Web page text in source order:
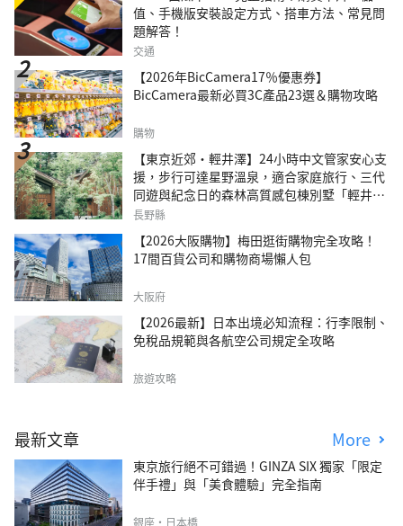
值、手機版安裝設定方式、搭車方法、常見問
題解答！
交通
【2026年BicCamera17％優惠券】
BicCamera最新必買3C產品23選＆購物攻略
購物
【東京近郊・輕井澤】24小時中文管家安心支
援，步行可達星野溫泉，適合家庭旅行、三代
同遊與紀念日的森林高質感包棟別墅「輕井澤
森四季VILLA」
長野縣
【2026大阪購物】梅田逛街購物完全攻略！
17間百貨公司和購物商場懶人包
大阪府
【2026最新】日本出境必知流程：行李限制、
免稅品規範與各航空公司規定全攻略
旅遊攻略
最新文章 More
東京旅行絕不可錯過！GINZA SIX 獨家「限定
伴手禮」與「美食體驗」完全指南
銀座・日本橋